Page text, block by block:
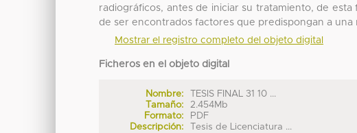
radiográficos, antes de iniciar su tratamiento, de
de ser encontrados factores que predispongan a
Mostrar el registro completo del objeto digital
Ficheros en el objeto digital
Nombre:
TESIS FINAL 31 10 ...
Tamaño:
2.454Mb
Formato:
PDF
Descripción:
Tesis de Licenciatura ...